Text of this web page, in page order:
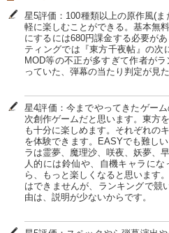
星5評価：100種類以上の原作風(
軽に楽しむことができる。基本無
にするには680円課金する必要が
ティングでは『東方千夜帖』の
MOD等の不正が多すぎて作者が
っていた、弾幕の当たり判定が見
星4評価：今までやってきたゲー
次創作ゲームだと思います。東方
も十分に楽しめます。それぞれの
を体験できます。EASYでも難し
ラは霊夢、魔理沙、咲夜、妖夢、
人的には鈴仙や、自機キャラに
ら、もっと楽しくなると思います
はできませんが、ランキングで競
由は、説明が少ないからです。